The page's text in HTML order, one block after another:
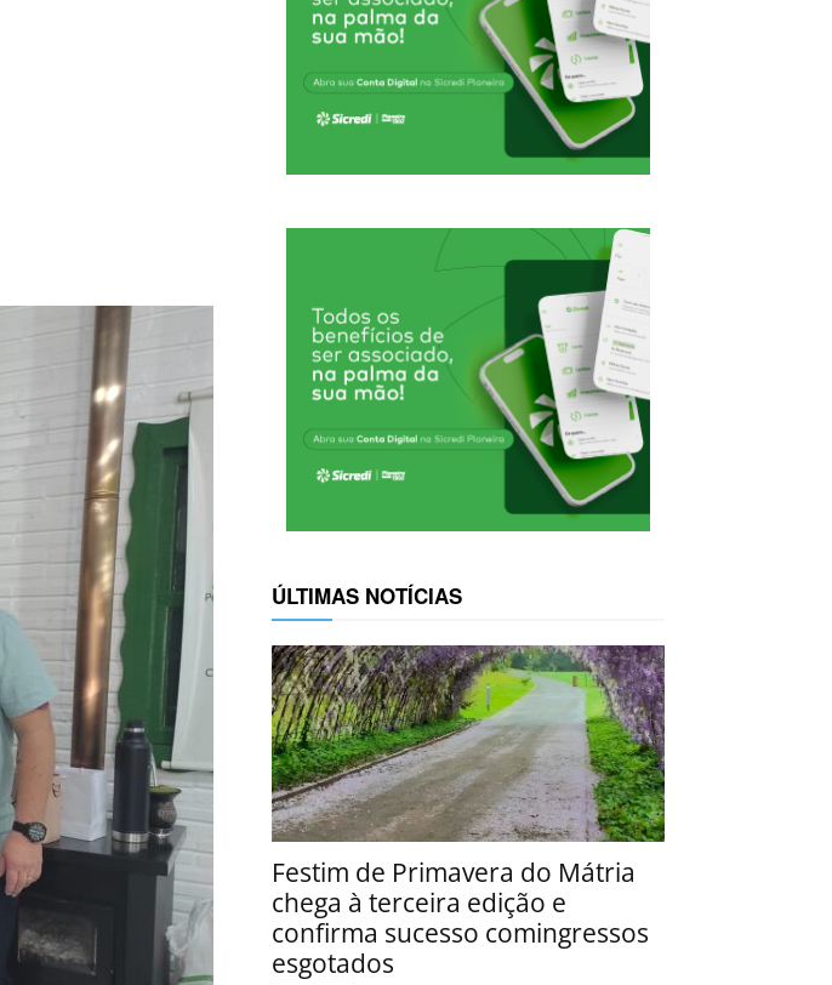
ÚLTIMAS NOTÍCIAS
Festim de Primavera do Mátria
chega à terceira edição e
confirma sucesso comingressos
esgotados